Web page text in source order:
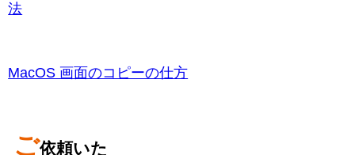
法
MacOS 画面のコピーの仕方
ご依頼いた